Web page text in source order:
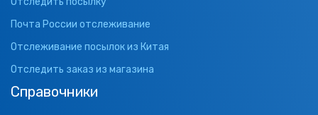
Почта России отслеживание
Отслеживание посылок из Китая
Отследить заказ из магазина
Справочники